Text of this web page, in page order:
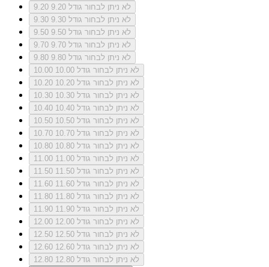
9.20
לא ניתן לבחור גודל 9.20
9.30
לא ניתן לבחור גודל 9.30
9.50
לא ניתן לבחור גודל 9.50
9.70
לא ניתן לבחור גודל 9.70
9.80
לא ניתן לבחור גודל 9.80
10.00
לא ניתן לבחור גודל 10.00
10.20
לא ניתן לבחור גודל 10.20
10.30
לא ניתן לבחור גודל 10.30
10.40
לא ניתן לבחור גודל 10.40
10.50
לא ניתן לבחור גודל 10.50
10.70
לא ניתן לבחור גודל 10.70
10.80
לא ניתן לבחור גודל 10.80
11.00
לא ניתן לבחור גודל 11.00
11.50
לא ניתן לבחור גודל 11.50
11.60
לא ניתן לבחור גודל 11.60
11.80
לא ניתן לבחור גודל 11.80
11.90
לא ניתן לבחור גודל 11.90
12.00
לא ניתן לבחור גודל 12.00
12.50
לא ניתן לבחור גודל 12.50
12.60
לא ניתן לבחור גודל 12.60
12.80
לא ניתן לבחור גודל 12.80